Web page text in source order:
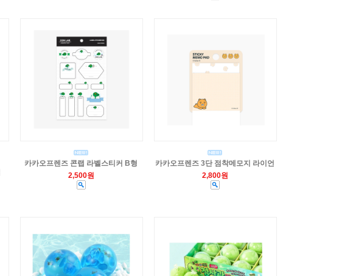
카카오프렌즈 콘랩 라벨스티커 B형
2,500원
카카오프렌즈 3단 점착메모지 라이언
2,800원